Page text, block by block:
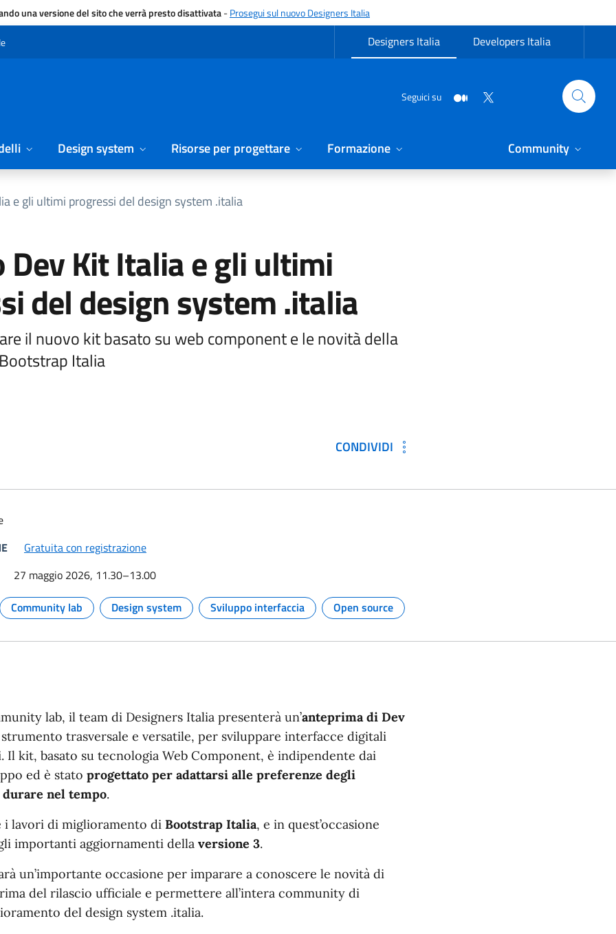
una versione del sito che verrà presto disattivata-Prosegui sul nuovo Designers Italia
Designers Italia Developers Italia
Seguici su
Design system Risorse per progettare Formazione Community
e gli ultimi progressi del design system .italia
Dev Kit Italia e gli ultimi
del design system .italia
il nuovo kit basato su web component e le novità della
Italia
CONDIVIDI
link per approfondire
Gratuita con registrazione(si apre in una nuova finestra)
27 maggio 2026, 11.30–13.00
Argomento:
Community lab
Argomento:
Design system
Argomento:
Sviluppo interfaccia
Argomento:
Open source
lab, il team di Designers Italia presenterà un’anteprima di Dev
trasversale e versatile, per sviluppare interfacce digitali
Il kit, basato su tecnologia Web Component, è indipendente dai
ed è stato progettato per adattarsi alle preferenze degli
nel tempo.
i lavori di miglioramento di Bootstrap Italia, e in quest’occasione
importanti aggiornamenti della versione 3.
un’importante occasione per imparare a conoscere le novità di
del rilascio ufficiale e permettere all’intera community di
del design system .italia.